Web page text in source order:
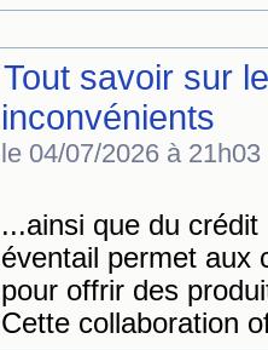
Tout savoir sur
inconvénients
le 04/07/2026 à 21h03
...ainsi que du
éventail permet aux
pour offrir des
Cette collaboration